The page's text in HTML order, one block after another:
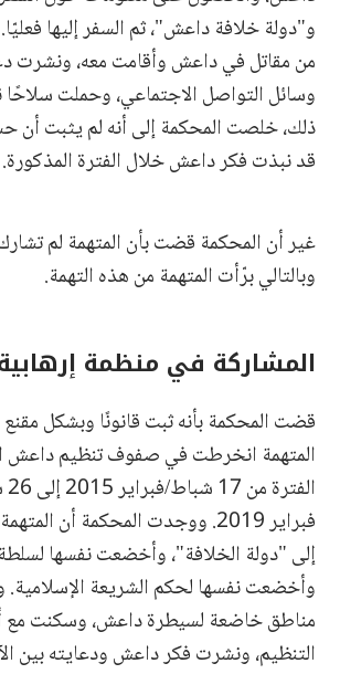
و"دولة خلافة داعش"، ثم السفر إليها
من مقاتل في داعش وأقامت معه، ونشرت
وسائل التواصل الاجتماعي، وحملت سلاحًا
ذلك، خلصت المحكمة إلى أنه لم يثبت أن
قد نبذت فكر داعش خلال الفترة المذكورة.
غير أن المحكمة قضت بأن المتهمة لم
وبالتالي برّأت المتهمة من هذه التهمة.
المشاركة في منظمة
قضت المحكمة بأنه ثبت قانونًا وبشكل
المتهمة انخرطت في صفوف تنظيم داعش
فبراير 2019. ووجدت المحكمة أن
إلى "دولة الخلافة"، وأخضعت نفسها
وأخضعت نفسها لحكم الشريعة
مناطق خاضعة لسيطرة داعش، وسكنت مع
التنظيم، ونشرت فكر داعش ودعايته بين